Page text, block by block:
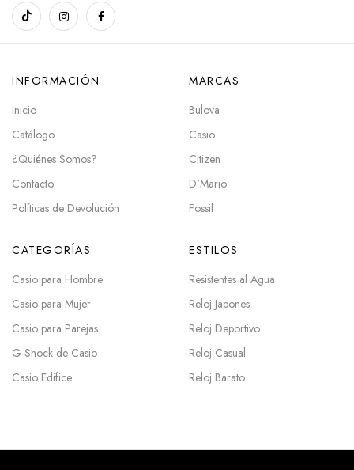
INFORMACIÓN
Inicio
Catálogo
¿Quiénes Somos?
Contacto
Políticas de Devolución
MARCAS
Bulova
Casio
Citizen
D'Mario
Fossil
CATEGORÍAS
Casio para Hombre
Casio para Mujer
Casio para Parejas
G-Shock de Casio
Casio Edifice
ESTILOS
Resistentes al Agua
Reloj Japones
Reloj Deportivo
Reloj Casual
Reloj Barato